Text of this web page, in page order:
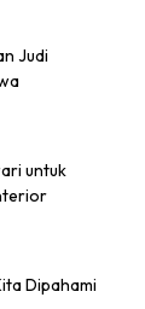
Judi
untuk
Dipahami